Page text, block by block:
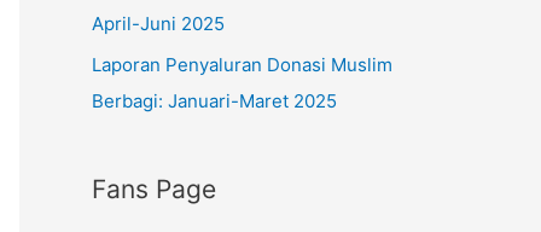
April-Juni 2025
Laporan Penyaluran Donasi Muslim
Berbagi: Januari-Maret 2025
Fans Page